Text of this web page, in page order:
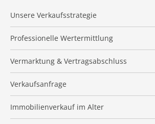
Unsere Verkaufsstrategie
Professionelle Wertermittlung
Vermarktung & Vertragsabschluss
Verkaufsanfrage
Immobilienverkauf im Alter